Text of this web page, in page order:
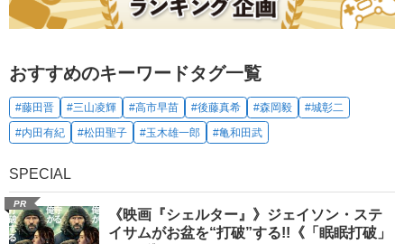
おすすめのキーワードタグ一覧
#藤田晋 #三山凌輝 #高市早苗 #後藤真希 #森岡毅
#城彰二
#内田有紀
#松田聖子 #玉木雄一郎 #亀和田武
SPECIAL
PR
《映画『シェルター』》ジェイソン・ステ
イサムがお盆を“打破”する!!《「眠眠打破」